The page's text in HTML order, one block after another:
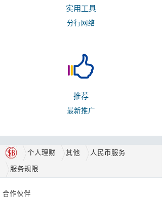
实用工具
分行网络
推荐
最新推广
个人理财 其他 人民币服务
服务规限
合作伙伴